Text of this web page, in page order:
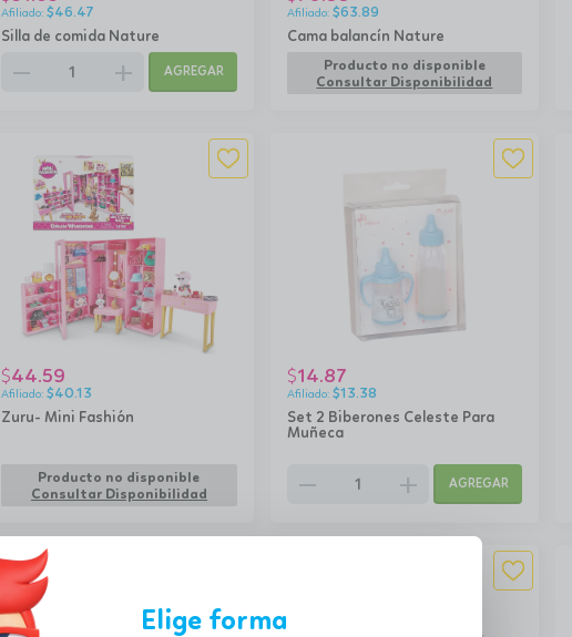
Elige forma
Silla de comida Nature
$46.47
remove add AGREGAR
Cama balancín Nature
$63.89
Producto no disponible
Consultar Disponibilidad
Zuru- Mini Fashión
$44.59
$40.13
Producto no disponible
Consultar Disponibilidad
Set 2 Biberones Celeste Para
Muñeca
$14.87
$13.38
remove add AGREGAR